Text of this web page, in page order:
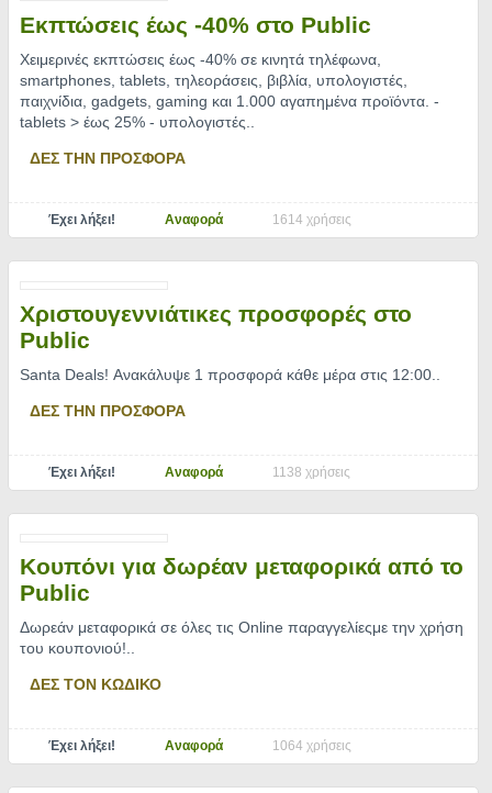
Εκπτώσεις έως -40% στο Public
Χειμερινές εκπτώσεις έως -40% σε κινητά τηλέφωνα,
smartphones, tablets, τηλεοράσεις, βιβλία, υπολογιστές,
παιχνίδια, gadgets, gaming και 1.000 αγαπημένα προϊόντα. -
tablets > έως 25% - υπολογιστές
ΔΕΣ ΤΗΝ ΠΡΟΣΦΟΡΑ
Έχει λήξει! Αναφορά 1614 χρήσεις
Χριστουγεννιάτικες προσφορές στο
Public
Santa Deals! Ανακάλυψε 1 προσφορά κάθε μέρα στις 12:00..
ΔΕΣ ΤΗΝ ΠΡΟΣΦΟΡΑ
Έχει λήξει! Αναφορά 1138 χρήσεις
Κουπόνι για δωρέαν μεταφορικά από το
Public
Δωρεάν μεταφορικά σε όλες τις Online παραγγελίεςμε την χρήση
του κουπονιού!
ΔΕΣ ΤΟΝ ΚΩΔΙΚΟ
Έχει λήξει! Αναφορά 1064 χρήσεις